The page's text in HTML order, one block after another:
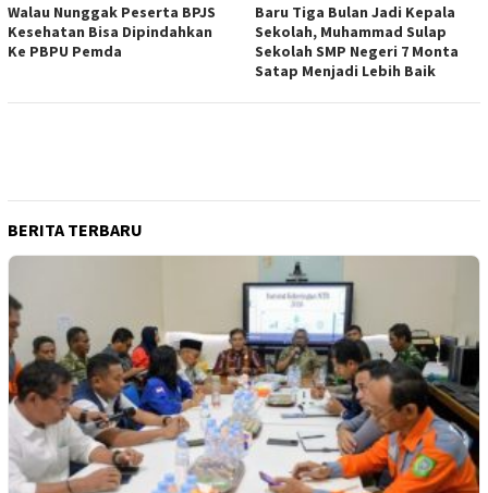
Walau Nunggak Peserta BPJS
Kesehatan Bisa Dipindahkan
Ke PBPU Pemda
Baru Tiga Bulan Jadi Kepala
Sekolah, Muhammad Sulap
Sekolah SMP Negeri 7 Monta
Satap Menjadi Lebih Baik
BERITA TERBARU